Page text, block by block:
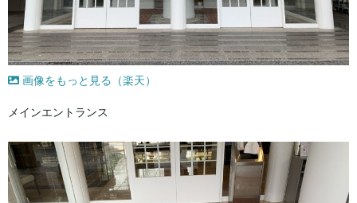
画像をもっと見る（楽天）
メインエントランス